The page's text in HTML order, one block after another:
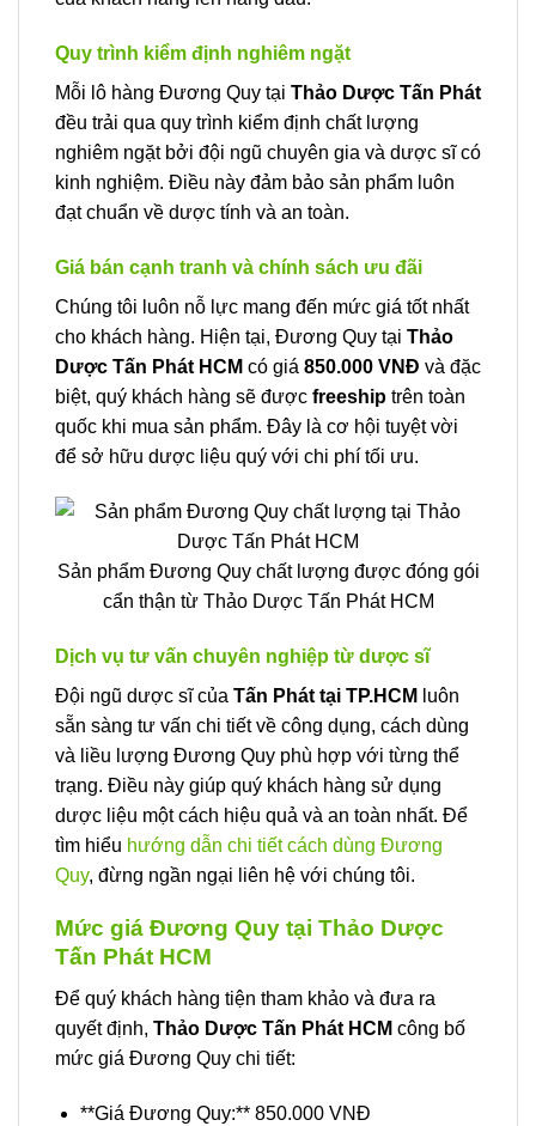
Quy trình kiểm định nghiêm ngặt
Mỗi lô hàng Đương Quy tại Thảo Dược Tấn Phát
đều trải qua quy trình kiểm định chất lượng
nghiêm ngặt bởi đội ngũ chuyên gia và dược sĩ có
kinh nghiệm. Điều này đảm bảo sản phẩm luôn
đạt chuẩn về dược tính và an toàn.
Giá bán cạnh tranh và chính sách ưu đãi
Chúng tôi luôn nỗ lực mang đến mức giá tốt nhất
cho khách hàng. Hiện tại, Đương Quy tại Thảo
Dược Tấn Phát HCM có giá 850.000 VNĐ và đặc
biệt, quý khách hàng sẽ được freeship trên toàn
quốc khi mua sản phẩm. Đây là cơ hội tuyệt vời
để sở hữu dược liệu quý với chi phí tối ưu.
Sản phẩm Đương Quy chất lượng được đóng gói
cẩn thận từ Thảo Dược Tấn Phát HCM
Dịch vụ tư vấn chuyên nghiệp từ dược sĩ
Đội ngũ dược sĩ của Tấn Phát tại TP.HCM
luôn
sẵn sàng tư vấn chi tiết về công dụng, cách dùng
và liều lượng Đương Quy phù hợp với từng thể
trạng. Điều này giúp quý khách hàng sử dụng
dược liệu một cách hiệu quả và an toàn nhất. Để
tìm hiểu hướng dẫn chi tiết cách dùng Đương
Quy, đừng ngần ngại liên hệ với chúng tôi.
Mức giá Đương Quy tại Thảo Dược
Tấn Phát HCM
Để quý khách hàng tiện tham khảo và đưa ra
quyết định, Thảo Dược Tấn Phát HCM công bố
mức giá Đương Quy chi tiết:
**Giá Đương Quy:** 850.000 VNĐ